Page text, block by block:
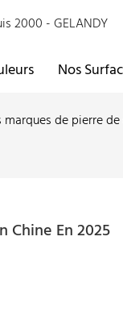
2000 - GELANDY
Nos
marques de pierre
Chine En 2025